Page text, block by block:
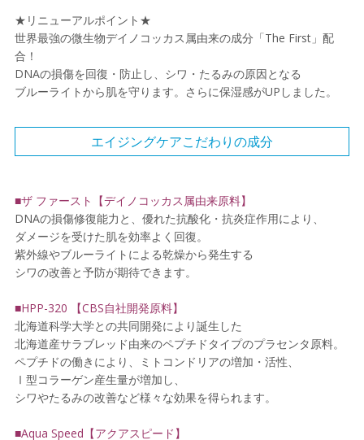
★リニューアルポイント★
世界最強の微生物デイノコッカス属由来の成分「The First」配
合！
DNAの損傷を回復・防止し、シワ・たるみの原因となる
ブルーライトから肌を守ります。さらに保湿感がUPしました。
エイジングケアこだわりの成分
■ザ ファースト【デイノコッカス属由来原料】
DNAの損傷修復能力と、優れた抗酸化・抗炎症作用により、
ダメージを受けた肌を効率よく回復。
紫外線やブルーライトによる乾燥から発生する
シワの改善と予防が期待できます。
■HPP-320 【CBS自社開発原料】
北海道科学大学との共同開発により誕生した
北海道産サラブレッド由来のペプチドタイプのプラセンタ原料。
ペプチドの働きにより、ミトコンドリアの増加・活性、
Ⅰ型コラーゲン産生量が増加し、
シワやたるみの改善など様々な効果を得られます。
■Aqua Speed【アクアスピード】